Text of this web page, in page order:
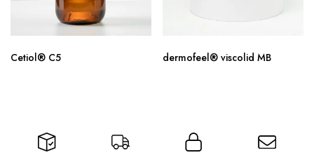
Cetiol® C5 dermofeel® viscolid MB